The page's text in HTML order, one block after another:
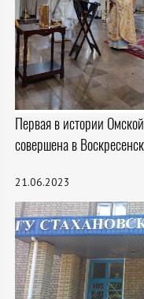
Первая в истории
совершена в
21.06.2023